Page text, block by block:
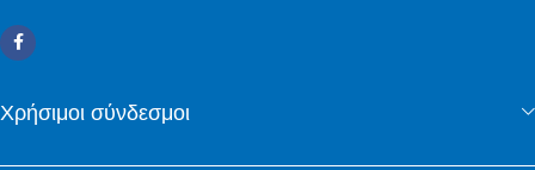
Χρήσιμοι σύνδεσμοι